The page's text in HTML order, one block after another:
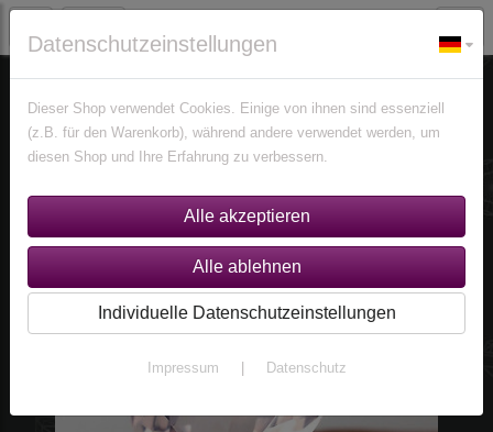
% Sonderangebote % Edelsteine
Datenschutzeinstellungen
Dieser Shop verwendet Cookies. Einige von ihnen sind essenziell
(z.B. für den Warenkorb), während andere verwendet werden, um
diesen Shop und Ihre Erfahrung zu verbessern.
Individuelle Datenschutzeinstellungen
Impressum Datenschutz